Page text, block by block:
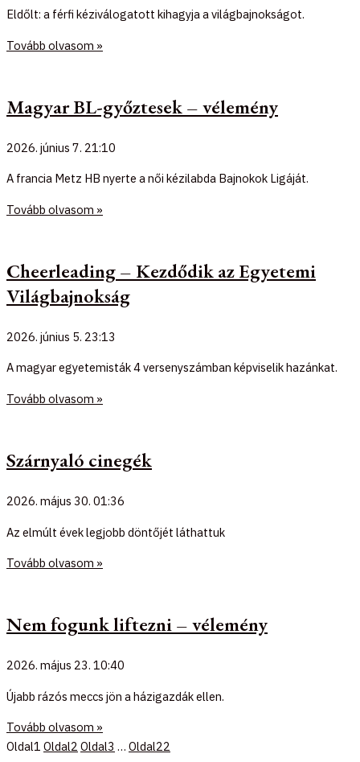
Eldőlt: a férfi kéziválogatott kihagyja a világbajnokságot.
Tovább olvasom »
Magyar BL-győztesek – vélemény
2026. június 7. 21:10
A francia Metz HB nyerte a női kézilabda Bajnokok Ligáját.
Tovább olvasom »
Cheerleading – Kezdődik az Egyetemi
Világbajnokság
2026. június 5. 23:13
A magyar egyetemisták 4 versenyszámban képviselik hazánkat.
Tovább olvasom »
Szárnyaló cinegék
2026. május 30. 01:36
Az elmúlt évek legjobb döntőjét láthattuk
Tovább olvasom »
Nem fogunk liftezni – vélemény
2026. május 23. 10:40
Újabb rázós meccs jön a házigazdák ellen.
Tovább olvasom »
Oldal1 Oldal2 Oldal3 … Oldal22